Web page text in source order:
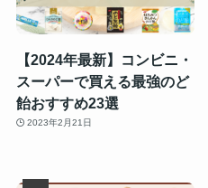
【2024年最新】コンビニ・
スーパーで買える最強のど
飴おすすめ23選
2023年2月21日